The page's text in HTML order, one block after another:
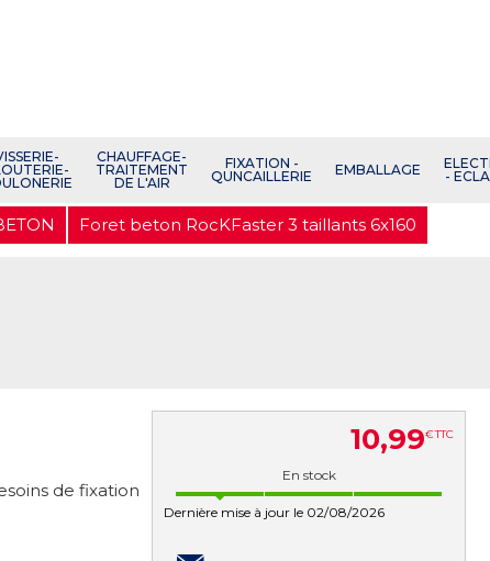
CHAUFFAGE-
TRAITEMENT
DE L'AIR
FIXATION -
QUNCAILLERIE
EMBALLAGE
-
Foret beton RocKFaster 3 taillants 6x160
de fixation
10,99€TTC
En stock
Dernière mise à jour le 02/08/2026